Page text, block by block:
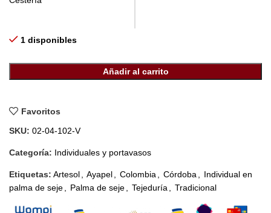
1 disponibles
Añadir al carrito
Favoritos
SKU: 02-04-102-V
Categoría: Individuales y portavasos
Etiquetas: Artesol Ayapel Colombia Córdoba
Individual en
palma de seje
Palma de seje Tejeduría Tradicional